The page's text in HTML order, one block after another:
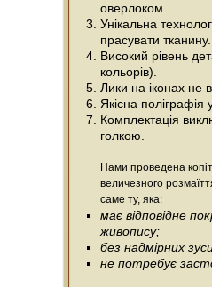
оверлоком.
Унікальна
прасувати тканину.
Високий рівень
кольорів).
Лики на іконах не
Якісна
Комплектація
голкою.
Нами проведена
величезного
саме ту, яка:
має відповідне
живопису;
без надмірних
не потребує